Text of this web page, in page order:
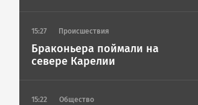
15:27 Происшествия
Браконьера поймали на
севере Карелии
15:22 Общество